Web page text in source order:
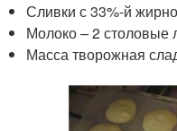
Сливки с 33%-й
Молоко – 2 столовые
Масса творожная